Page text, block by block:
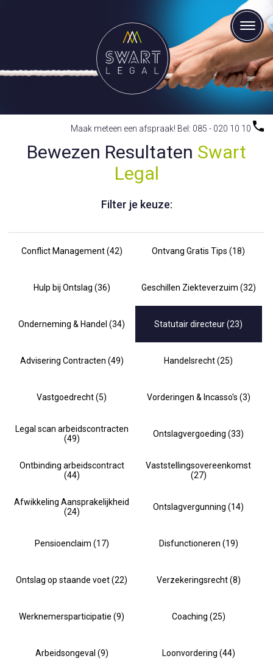
Maak meteen een afspraak! Bel: 085 - 020 10 10
Bewezen Resultaten Swart
Legal
Filter je keuze:
Conflict Management (42) Ontvang Gratis Tips (18)
Hulp bij Ontslag (36) Geschillen Ziekteverzuim (32)
Onderneming & Handel (34) Statutair directeur (23)
Advisering Contracten (49) Handelsrecht (25)
Vastgoedrecht (5) Vorderingen & Incasso's (3)
Legal scan arbeidscontracten
(49)
Ontslagvergoeding (33)
Ontbinding arbeidscontract
(44)
Vaststellingsovereenkomst
(27)
Afwikkeling Aansprakelijkheid
(24)
Ontslagvergunning (14)
Pensioenclaim (17) Disfunctioneren (19)
Ontslag op staande voet (22) Verzekeringsrecht (8)
Werknemersparticipatie (9) Coaching (25)
Arbeidsongeval (9) Loonvordering (44)